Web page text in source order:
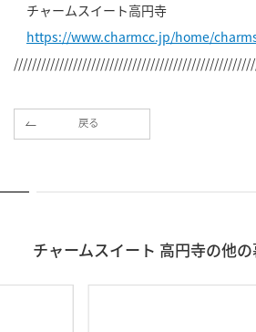
チャームスイート高円寺
https://www.charmcc.jp/home/
戻る
チャームスイート 高円寺の他